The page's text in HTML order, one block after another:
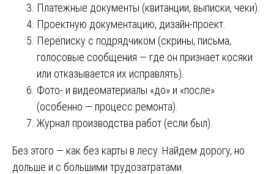
Платежные документы (квитанции, выписки, чеки).
Проектную документацию, дизайн-проект.
Переписку с подрядчиком (скрины, письма,
голосовые сообщения — где он признает косяки
или отказывается их исправлять).
Фото- и видеоматериалы «до» и «после»
(особенно — процесс ремонта).
Журнал производства работ (если был).
Без этого — как без карты в лесу. Найдем дорогу, но
дольше и с большими трудозатратами.